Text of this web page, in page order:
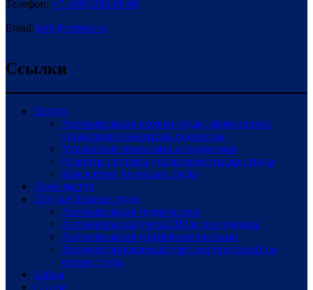
Телефон: +7 (499) 288-98-08
Email: info@consot.ru
Ссылки
Услуги
Автоматизация охраны труда: эффективное
управление и контроль процессов
Управление проектами и поддержка
Развитие системы управления охраны труда
Консалтинг по охране труда
Демо-доступ
ПО для Охраны труда
Автоматизация медосмотров
Автоматизация учета СИЗ и спецодежды
Автоматизация управления рисками
Автоматизированный учет инструктажей по
охране труда
Кейсы
Статьи